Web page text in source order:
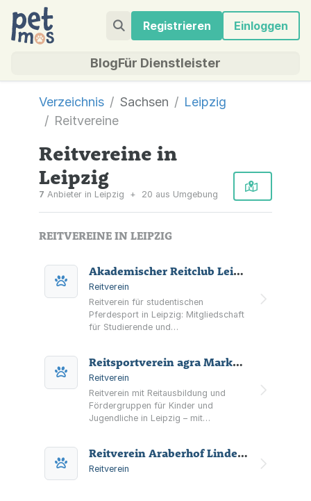
Registrieren Einloggen
BlogFür Dienstleister
Verzeichnis Sachsen
Leipzig
Reitvereine
Reitvereine in
Leipzig
7 Anbieter in Leipzig + 20 aus Umgebung
REITVEREINE IN LEIPZIG
Akademischer Reitclub Leipzig e.V.
Reitverein
Reitverein für studentischen
Pferdesport in Leipzig: Mitgliedschaft
für Studierende und
Turnierformate wie CHU Leipzig und
Studentenreiter-Angebote.
Reitsportverein agra Markkleeberg e.V.
Reitverein
Reitverein mit Reitausbildung und
Fördergruppen für Kinder und
Jugendliche in Leipzig – mit
Reitverein Araberhof Lindenthal e.V.
Reitverein